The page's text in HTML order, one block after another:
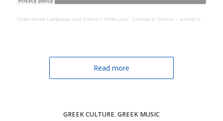
Omilo Greek Language and Culture | Omilo.com· Carnival in Greece – a lively tradition
Read more
GREEK CULTURE,GREEK MUSIC